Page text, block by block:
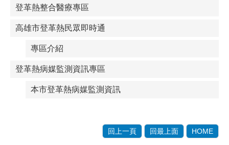
登革熱整合醫療專區
高雄市登革熱民眾即時通
專區介紹
登革熱病媒監測資訊專區
本市登革熱病媒監測資訊
回上一頁 回最上面 HOME